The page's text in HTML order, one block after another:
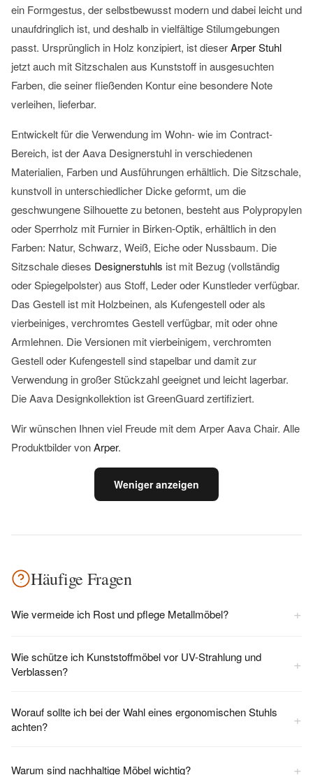
ein Formgestus, der selbstbewusst modern und dabei leicht und
unaufdringlich ist, und deshalb in vielfältige Stilumgebungen
passt. Ursprünglich in Holz konzipiert, ist dieserArper Stuhl
jetzt auch mit Sitzschalen aus Kunststoff in ausgesuchten
Farben, die seiner fließenden Kontur eine besondere Note
verleihen, lieferbar.
Entwickelt für die Verwendung im Wohn- wie im Contract-
Bereich, ist der Aava Designerstuhl in verschiedenen
Materialien, Farben und Ausführungen erhältlich. Die Sitzschale,
kunstvoll in unterschiedlicher Dicke geformt, um die
geschwungene Silhouette zu betonen, besteht aus Polypropylen
oder Sperrholz mit Furnier in Birken-Optik, erhältlich in den
Farben: Natur, Schwarz, Weiß, Eiche oder Nussbaum. Die
Sitzschale dieses Designerstuhls ist mit Bezug (vollständig
oder Spiegelpolster) aus Stoff, Leder oder Kunstleder verfügbar.
Das Gestell ist mit Holzbeinen, als Kufengestell oder als
vierbeiniges, verchromtes Gestell verfügbar, mit oder ohne
Armlehnen. Die Versionen mit vierbeinigem, verchromten
Gestell oder Kufengestell sind stapelbar und damit zur
Verwendung in großer Stückzahl geeignet und leicht lagerbar.
Die Aava Designkollektion ist GreenGuard zertifiziert.
Wir wünschen Ihnen viel Freude mit dem Arper Aava Chair. Alle
Produktbilder vonArper.
Weniger anzeigen
Häufige Fragen
Wie vermeide ich Rost und pflege Metallmöbel? +
Wie schütze ich Kunststoffmöbel vor UV-Strahlung und
Verblassen?
+
Worauf sollte ich bei der Wahl eines ergonomischen Stuhls
achten?
+
Warum sind nachhaltige Möbel wichtig? +